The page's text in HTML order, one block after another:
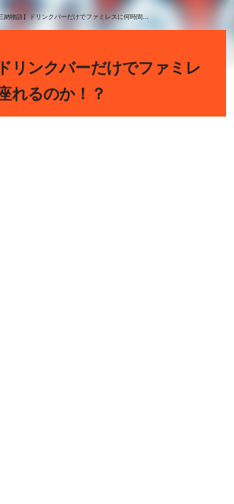
【三納物語】ドリンクバーだけでファミレスに何時間居座れるのか！？
リンクバーだけでファミレ
れるのか！？